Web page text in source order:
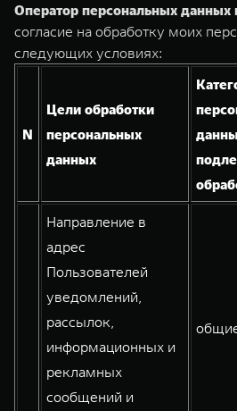
Веди за собой
от 6 499 000 ₽ от
WEY 07
от 6 149 000 ₽
ПОКУПКА АВТОМОБИЛЯ
TANK Финансы
TANK ФИНАНСЫ
TANK Лизинг
TANK Страхование
Специальные предложения
ЦИФРОВЫЕ СЕРВИСЫ TANK
Подписки
Оператор персональных
согласие на обработку моих
следующих условиях:
N
Цели обработки
персональных
данных
Направление в
адрес
Пользователей
уведомлений,
рассылок,
информационных и
рекламных
сообщений и